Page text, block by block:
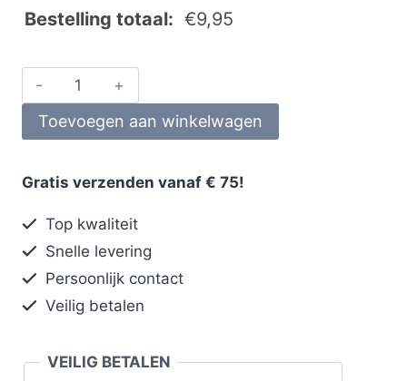
Bestelling totaal: €9,95
Toevoegen aan winkelwagen
Gratis verzenden vanaf € 75!
Top kwaliteit
Snelle levering
Persoonlijk contact
Veilig betalen
VEILIG BETALEN